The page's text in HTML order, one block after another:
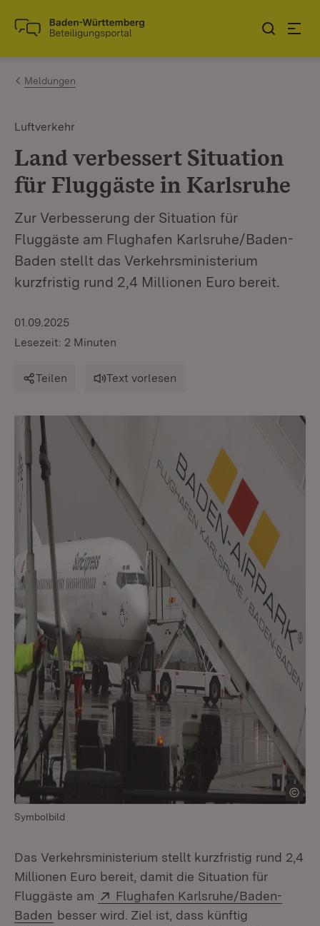
Zum Inhalt springen
Link zur Startseite
Meldungen
Luftverkehr
Land verbessert Situation
für Fluggäste in Karlsruhe
Zur Verbesserung der Situation für
Fluggäste am Flughafen Karlsruhe/Baden-
Baden stellt das Verkehrsministerium
kurzfristig rund 2,4 Millionen Euro bereit.
01.09.2025
Lesezeit: 2 Minuten
Teilen Text vorlesen
Symbolbild
Das Verkehrsministerium stellt kurzfristig rund 2,4
Millionen Euro bereit, damit die Situation für
Fluggäste am
Extern:
Flughafen Karlsruhe/Baden-
Baden (Öffnet in neuem Fenster)
besser wird. Ziel ist, dass künftig